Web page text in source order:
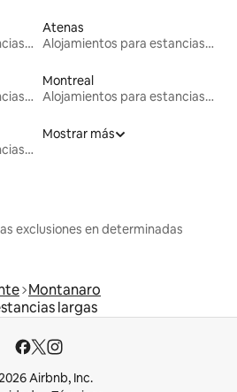
Alojamientos para estancias largas
Atenas
Alojamientos para estancias largas
Alojamientos para estancias largas
Montreal
Alojamientos para estancias largas
Alojamientos para estancias largas
Mostrar más
exclusiones en determinadas
Montanaro
largas
Airbnb, Inc.